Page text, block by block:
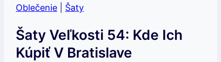
Oblečenie
Šaty
Šaty Veľkosti 54: Kde Ich
Kúpiť V Bratislave